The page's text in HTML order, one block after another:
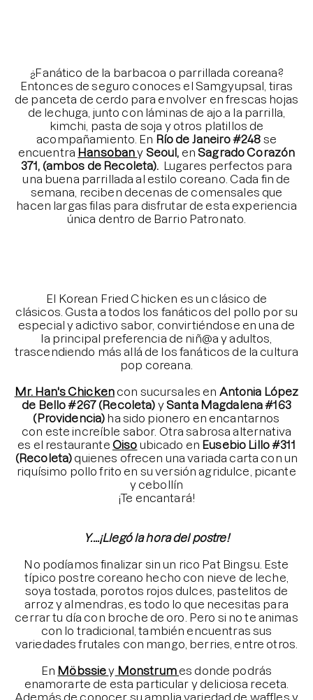
¿Fanático de la barbacoa o parrillada coreana?
Entonces de seguro conoces el Samgyupsal, tiras
de panceta de cerdo para envolver en frescas hojas
de lechuga, junto con láminas de ajo a la parrilla,
kimchi, pasta de soja y otros platillos de
acompañamiento. En Río de Janeiro #248 se
encuentra Hansobany Seoul, en Sagrado Corazón
371, (ambos de Recoleta). Lugares perfectos para
una buena parrillada al estilo coreano. Cada fin de
semana, reciben decenas de comensales que
hacen largas filas para disfrutar de esta experiencia
única dentro de Barrio Patronato.
El Korean Fried Chicken es un clásico de
clásicos. Gusta a todos los fanáticos del pollo por su
especial y adictivo sabor, convirtiéndose en una de
la principal preferencia de niñ@a y adultos,
trascendiendo más allá de los fanáticos de la cultura
pop coreana.
Mr. Han's Chickencon sucursales en Antonia López
de Bello #267 (Recoleta) y Santa Magdalena #163
(Providencia) ha sido pionero en encantarnos
con este increíble sabor. Otra sabrosa alternativa
es el restaurante Oiso ubicado en Eusebio Lillo #311
(Recoleta)quienes ofrecen una variada carta con un
riquísimo pollo frito en su versión agridulce, picante
y cebollín
¡Te encantará!
Y....¡Llegó la hora del postre!
No podíamos finalizar sin un rico Pat Bingsu. Este
típico postre coreano hecho con nieve de leche,
soya tostada, porotos rojos dulces, pastelitos de
arroz y almendras, es todo lo que necesitas para
cerrar tu día con broche de oro. Pero si no te animas
con lo tradicional, también encuentras sus
variedades frutales con mango, berries, entre otros.
En Möbssiey Monstrumes donde podrás
enamorarte de esta particular y deliciosa receta.
Además de conocer su amplia variedad de waffles y